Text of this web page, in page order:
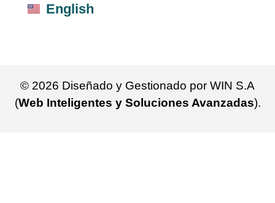
English
© 2026 Diseñado y Gestionado por WIN S.A
(Web Inteligentes y Soluciones Avanzadas).